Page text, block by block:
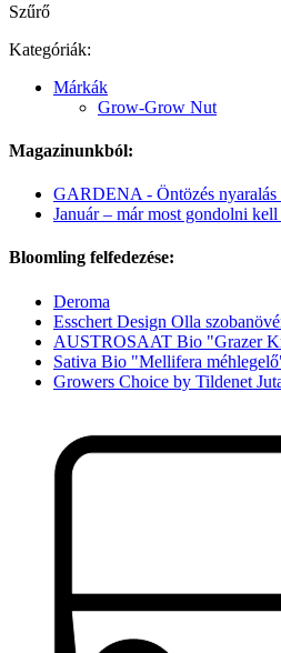
Szűrő
Kategóriák:
Márkák
Grow-Grow Nut
Magazinunkból:
GARDENA - Öntözés nyaralás
Január – már most gondolni
Bloomling felfedezése:
Deroma
Esschert Design Olla
AUSTROSAAT Bio "Grazer
Sativa Bio "Mellifera
Growers Choice by Tildenet